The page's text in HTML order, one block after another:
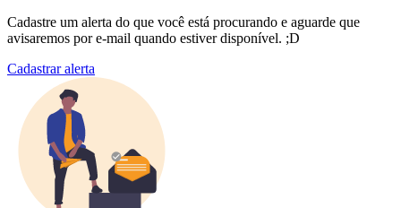
Cadastre um alerta do que você está procurando e aguarde que
avisaremos por e-mail quando estiver disponível. ;D
Cadastrar alerta